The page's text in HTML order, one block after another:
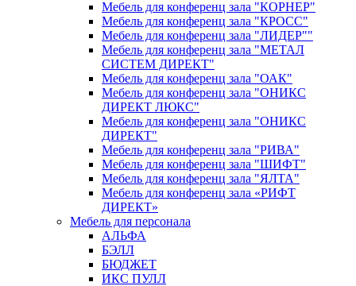
Мебель для конференц зала "КОРНЕР"
Мебель для конференц зала "КРОСС"
Мебель для конференц зала "ЛИДЕР""
Мебель для конференц зала "МЕТАЛ
СИСТЕМ ДИРЕКТ"
Мебель для конференц зала "ОАК"
Мебель для конференц зала "ОНИКС
ДИРЕКТ ЛЮКС"
Мебель для конференц зала "ОНИКС
ДИРЕКТ"
Мебель для конференц зала "РИВА"
Мебель для конференц зала "ШИФТ"
Мебель для конференц зала "ЯЛТА"
Мебель для конференц зала «РИФТ
ДИРЕКТ»
Мебель для персонала
АЛЬФА
БЭЛЛ
БЮДЖЕТ
ИКС ПУЛЛ